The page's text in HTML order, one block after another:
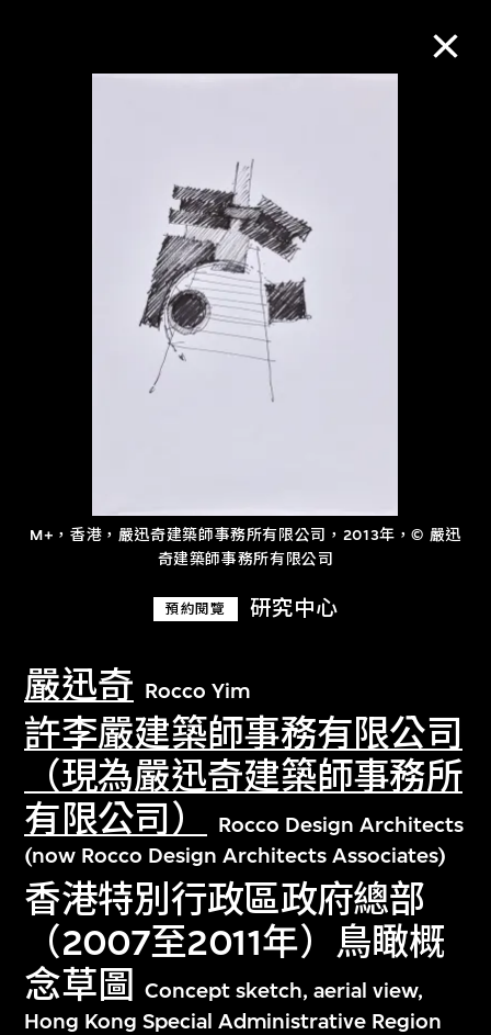
M+，香港，嚴迅奇建築師事務所有限公司，2013年，© 嚴迅
奇建築師事務所有限公司
預約閱覽 研究中心
嚴迅奇 Rocco Yim
許李嚴建築師事務有限公司
（現為嚴迅奇建築師事務所
有限公司）
Rocco Design Architects
(now Rocco Design Architects Associates)
香港特別行政區政府總部
（2007至2011年）鳥瞰概
念草圖
Concept sketch, aerial view,
Hong Kong Special Administrative Region
進一步篩選
關於M+藏品